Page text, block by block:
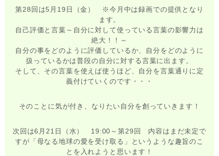
第28回は5月19日（金） ※今月中は録画での提供となり
ます。
自己評価と言葉～自分に対して使っている言葉の影響力は
絶大！！～
自分の事をどのように評価しているか、自分をどのように
扱っているかは普段の自分に対する言葉に出ます。
そして、その言葉を使えば使うほど、自分を言葉通りに定
義付けていくのです・・・
そのことに気が付き、なりたい自分を創っていきます！
次回は6月21日（水） 19:00～第29回 内容はまだ未定で
すが「母なる地球の愛を受け取る」というような趣旨のこ
とを入れようと思います！